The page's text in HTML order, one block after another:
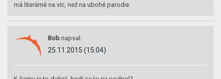
má literárně na víc, než na ubohé parodie.
Bob napsal:
25.11.2015 (15:04)